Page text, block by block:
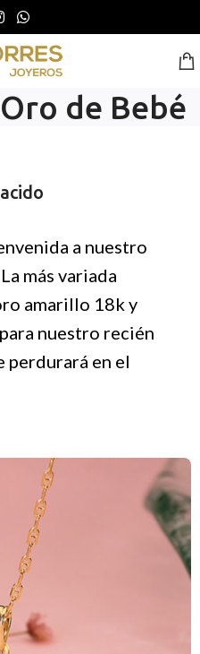
de Bebé
a nuestro
más variada
amarillo 18k y
nuestro recién
perdurará en el